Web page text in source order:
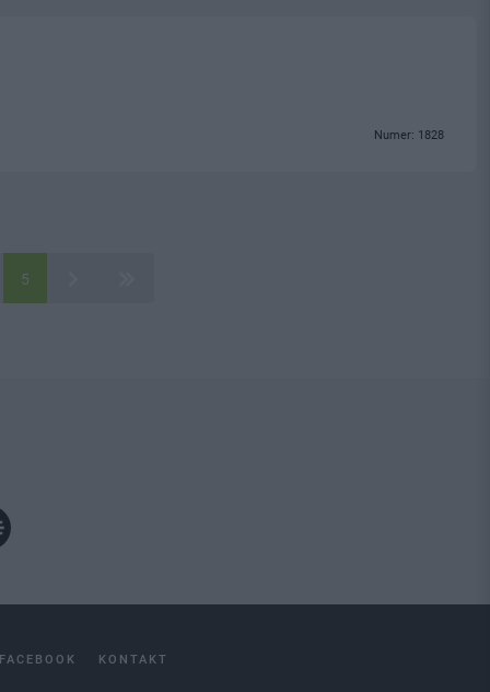
Numer: 1828
5
FACEBOOK KONTAKT